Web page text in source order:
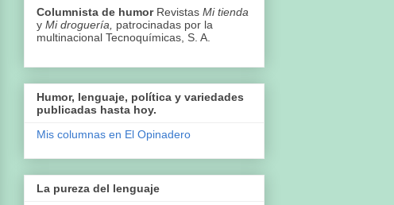
Columnista de humorRevistas Mi tienda
y Mi droguería,
patrocinadas por la
multinacional Tecnoquímicas, S. A.
Humor, lenguaje, política y variedades
publicadas hasta hoy.
Mis columnas en El Opinadero
La pureza del lenguaje